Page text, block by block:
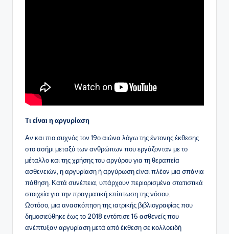
Τι είναι η αργυρίαση
Αν και πιο συχνός τον 19ο αιώνα λόγω της έντονης έκθεσης
στο ασήμι μεταξύ των ανθρώπων που εργάζονταν με το
μέταλλο και της χρήσης του αργύρου για τη θεραπεία
ασθενειών, η αργυρίαση ή αργύρωση είναι πλέον μια σπάνια
πάθηση. Κατά συνέπεια, υπάρχουν περιορισμένα στατιστικά
στοιχεία για την πραγματική επίπτωση της νόσου.
Ωστόσο, μια ανασκόπηση της ιατρικής βιβλιογραφίας που
δημοσιεύθηκε έως το 2018 εντόπισε 16 ασθενείς που
ανέπτυξαν αργυρίαση μετά από έκθεση σε κολλοειδή